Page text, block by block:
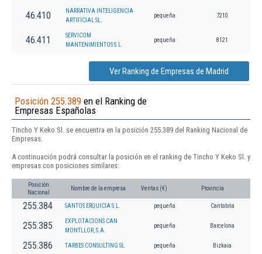
46.410
NARRATIVA INTELIGENCIA
ARTIFICIAL SL.
pequeña 7210
46.411
SERVICOM
MANTENIMIENTOS S.L.
pequeña 8121
Ver Ranking de Empresas de Madrid
Posición 255.389 en el Ranking de
Empresas Españolas
Tincho Y Keko Sl. se encuentra en la posición 255.389 del Ranking Nacional de
Empresas.
A continuación podrá consultar la posición en el ranking de Tincho Y Keko Sl. y
empresas con posiciones similares:
Posición
Nacional
Nombre de la empresa Ventas (€) Provincia
255.384 SANTOS ERQUICIA S.L. pequeña Cantabria
255.385
EXPLOTACIONS CAN
MONTLLOR, S.A.
pequeña Barcelona
255.386 TARBES CONSULTING SL pequeña Bizkaia